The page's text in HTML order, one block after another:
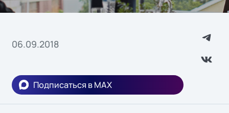
06.09.2018
Подписаться в MAX